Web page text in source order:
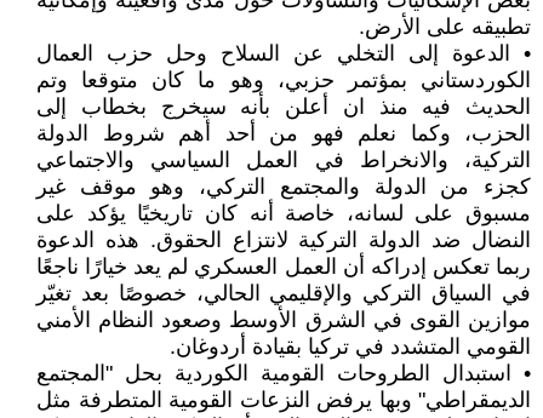
تطبيقه على الأرض.
• الدعوة إلى التخلي عن السلاح وحل حزب العمال
الكوردستاني بمؤتمر حزبي، وهو ما كان متوقعا وتم
الحديث فيه منذ ان أعلن بأنه سيخرج بخطاب إلى
الحزب، وكما نعلم فهو من أحد أهم شروط الدولة
التركية، والانخراط في العمل السياسي والاجتماعي
كجزء من الدولة والمجتمع التركي، وهو موقف غير
مسبوق على لسانه، خاصة أنه كان تاريخيًا يؤكد على
النضال ضد الدولة التركية لانتزاع الحقوق. هذه الدعوة
ربما تعكس إدراكه أن العمل العسكري لم يعد خيارًا ناجعًا
في السياق التركي والإقليمي الحالي، خصوصًا بعد تغيّر
موازين القوى في الشرق الأوسط وصعود النظام الأمني
القومي المتشدد في تركيا بقيادة أردوغان.
• استبدال الطروحات القومية الكوردية بحل "المجتمع
الديمقراطي" وبها يرفض النزعات القومية المتطرفة مثل